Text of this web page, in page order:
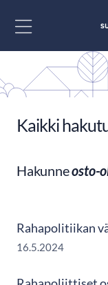
Kaikki
Hakunneosto-
Rahapolitiikan
16.5.2024